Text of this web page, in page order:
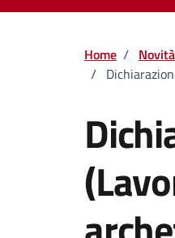
Home / Novità
/